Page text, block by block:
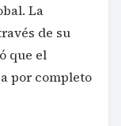
La
de su
que el
por completo